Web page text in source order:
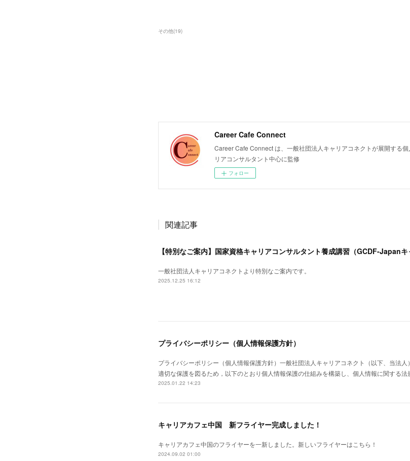
その他(19)
Career Cafe Connect
Career Cafe Connect は、一般社団法人キャリアコネクトが展開する
リアコンサルタント中心に監修
フォロー
関連記事
一般社団法人キャリアコネクトより特別なご案内です。
2025.12.25 16:12
プライバシーポリシー（個人情報保護方針）
プライバシーポリシー（個人情報保護方針）一般社団法人キャリアコネクト（以下、当法
適切な保護を図るため，以下のとおり個人情報保護の仕組みを構築し、個人情報に関する
2025.01.22 14:23
キャリアカフェ中国 新フライヤー完成しました！
キャリアカフェ中国のフライヤーを一新しました。新しいフライヤーはこちら！
2024.09.02 01:00